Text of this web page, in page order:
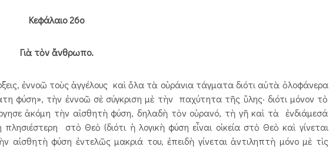
Κεφάλαιο 26ο
Γιὰ τὸν ἄνθρωπο.
ἐννοῶ τοὺς ἀγγέλους καὶ ὅλα τὰ οὐράνια τάγματα διότι αὐτὰ ὁλοφάνερα
φύση», τὴν ἐννοῶ σὲ σύγκριση μὲ τὴν παχύτητα τῆς ὕλης· διότι μόνον τὸ
ἀκόμη τὴν αἰσθητὴ φύση, δηλαδὴ τὸν οὐρανό, τὴ γῆ καὶ τὰ ἐνδιάμεσά
στὸ Θεὸ (διότι ἡ λογικὴ φύση εἶναι οἰκεία στὸ Θεὸ καὶ γίνεται
φύση ἐντελῶς μακριά του, ἐπειδὴ γίνεται ἀντιληπτὴ μόνο μὲ τὶς